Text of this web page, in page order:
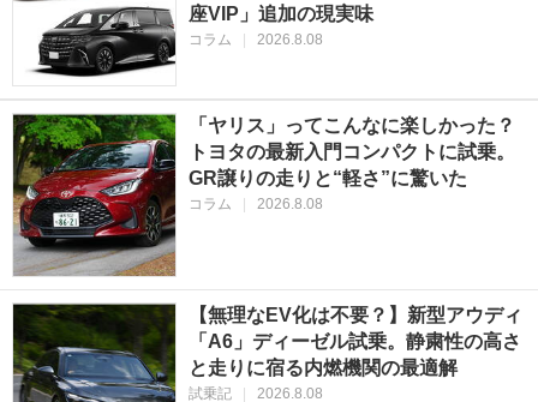
座VIP」追加の現実味
コラム 2026.8.08
「ヤリス」ってこんなに楽しかった？
トヨタの最新入門コンパクトに試乗。
GR譲りの走りと“軽さ”に驚いた
コラム 2026.8.08
【無理なEV化は不要？】新型アウディ
「A6」ディーゼル試乗。静粛性の高さ
と走りに宿る内燃機関の最適解
試乗記 2026.8.08